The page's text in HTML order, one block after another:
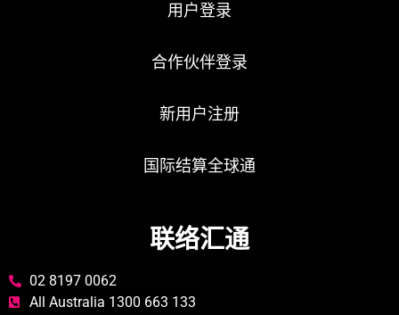
用户登录
合作伙伴登录
新用户注册
国际结算全球通
联络汇通
02 8197 0062
All Australia 1300 663 133